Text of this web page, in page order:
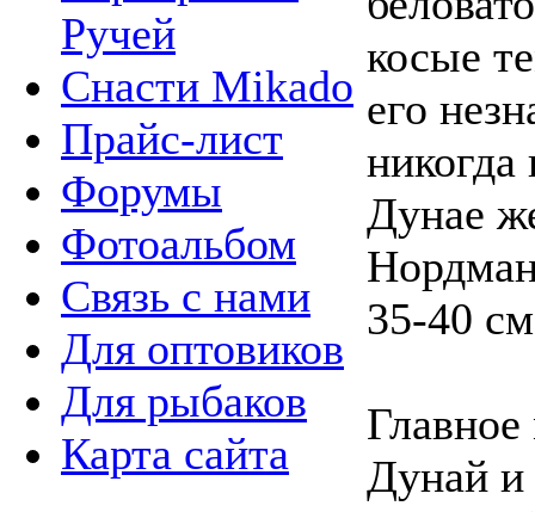
Ручей
Снасти Mikado
Прайс-лист
Форумы
Фотоальбом
Связь с нами
Для оптовиков
Для рыбаков
Карта сайта
косые
его
Дунае
35-40
Дунай и